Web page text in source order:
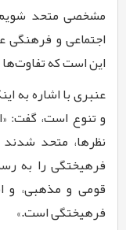
مشخصی متحد شویم.
اجتماعی و فرهنگی
این است که
عنبری با اشاره به
و تنوع است، گفت:
نظرها، متحد
فرهیختگی را به
قومی و مذهبی، و
فرهیختگی است.»